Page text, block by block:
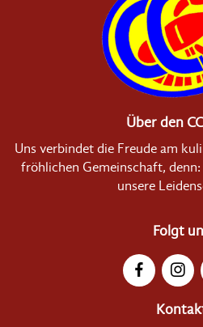
Über den
Uns verbindet die Freude am
fröhlichen Gemeinschaft,
unsere
Folgt